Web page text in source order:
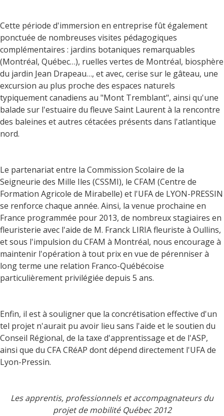
Cette période d'immersion en entreprise fût également
ponctuée de nombreuses visites pédagogiques
complémentaires : jardins botaniques remarquables
(Montréal, Québec…), ruelles vertes de Montréal, biosphère
du jardin Jean Drapeau…, et avec, cerise sur le gâteau, une
excursion au plus proche des espaces naturels
typiquement canadiens au "Mont Tremblant", ainsi qu'une
balade sur l'estuaire du fleuve Saint Laurent à la rencontre
des baleines et autres cétacées présents dans l'atlantique
nord.
Le partenariat entre la Commission Scolaire de la
Seigneurie des Mille Iles (CSSMI), le CFAM (Centre de
Formation Agricole de Mirabelle) et l'UFA de LYON-PRESSIN
se renforce chaque année. Ainsi, la venue prochaine en
France programmée pour 2013, de nombreux stagiaires en
fleuristerie avec l'aide de M. Franck LIRIA fleuriste à Oullins,
et sous l'impulsion du CFAM à Montréal, nous encourage à
maintenir l'opération à tout prix en vue de pérenniser à
long terme une relation Franco-Québécoise
particulièrement privilégiée depuis 5 ans.
Enfin, il est à souligner que la concrétisation effective d'un
tel projet n'aurait pu avoir lieu sans l'aide et le soutien du
Conseil Régional, de la taxe d'apprentissage et de l'ASP,
ainsi que du CFA CRéAP dont dépend directement l'UFA de
Lyon-Pressin.
Les apprentis, professionnels et accompagnateurs du
projet de mobilité Québec 2012